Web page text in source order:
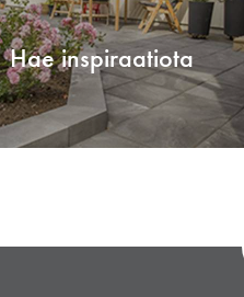
Hae inspiraatiota